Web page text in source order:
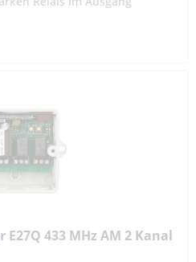
433 MHz AM 2 Kanal